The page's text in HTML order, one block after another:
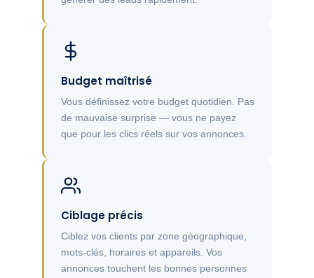
Budget maîtrisé
Vous définissez votre budget quotidien. Pas
de mauvaise surprise — vous ne payez
que pour les clics réels sur vos annonces.
Ciblage précis
Ciblez vos clients par zone géographique,
mots-clés, horaires et appareils. Vos
annonces touchent les bonnes personnes